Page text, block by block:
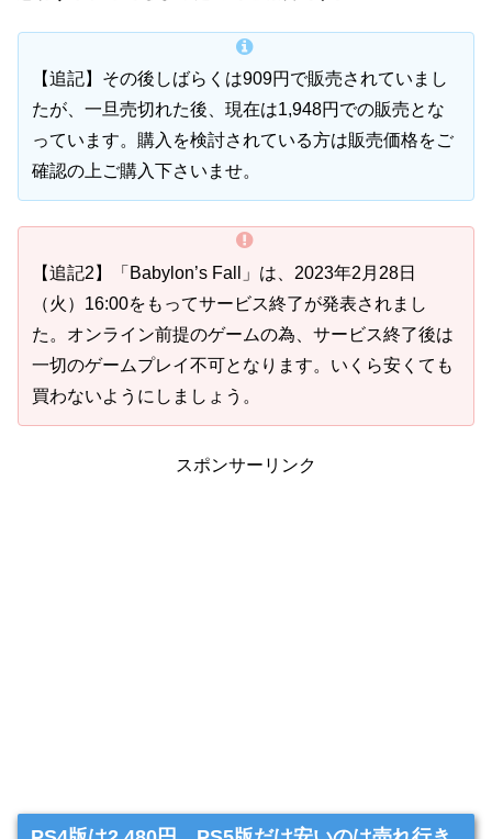
【追記】その後しばらくは909円で販売されていまし
たが、一旦売切れた後、現在は1,948円での販売とな
っています。購入を検討されている方は販売価格をご
確認の上ご購入下さいませ。
【追記2】「Babylon’s Fall」は、2023年2月28日
（火）16:00をもってサービス終了が発表されまし
た。オンライン前提のゲームの為、サービス終了後は
一切のゲームプレイ不可となります。いくら安くても
買わないようにしましょう。
スポンサーリンク